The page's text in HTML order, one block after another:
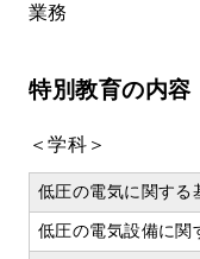
業務
特別教育の内容
＜学科＞
低圧の電気に関する
低圧の電気設備に関